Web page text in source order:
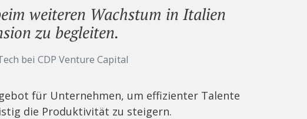
weiteren Wachstum in Italien
zu begleiten.
bei CDP Venture Capital
für Unternehmen, um effizienter Talente
die Produktivität zu steigern.